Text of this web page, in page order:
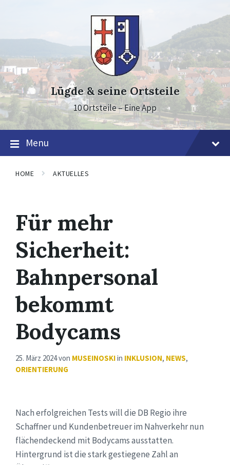
Lügde & seine Ortsteile
10 Ortsteile – Eine App
Menu
HOME AKTUELLES
Für mehr
Sicherheit:
Bahnpersonal
bekommt
Bodycams
25. März 2024von MUSEINOSKIin INKLUSION, NEWS,
ORIENTIERUNG
Nach erfolgreichen Tests will die DB Regio ihre
Schaffner und Kundenbetreuer im Nahverkehr nun
flächendeckend mit Bodycams ausstatten.
Hintergrund ist die stark gestiegene Zahl an